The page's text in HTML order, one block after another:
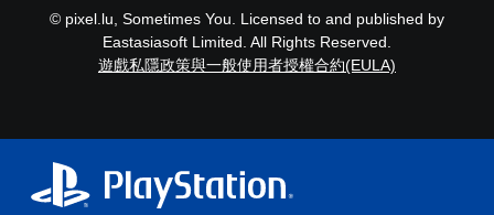
© pixel.lu, Sometimes You. Licensed to and published by
Eastasiasoft Limited. All Rights Reserved.
遊戲私隱政策與一般使用者授權合約(EULA)